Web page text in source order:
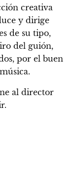
creativa
y dirige
de su tipo,
del guión,
por el buen
al director